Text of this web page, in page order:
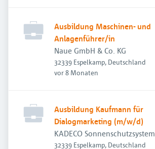
Ausbildung Maschinen- und
Anlagenführer/in
Naue GmbH & Co. KG
32339 Espelkamp, Deutschland
Veröffentlicht:
vor 8 Monaten
Ausbildung Kaufmann für
Dialogmarketing (m/w/d)
KADECO
32339 Espelkamp, Deutschland